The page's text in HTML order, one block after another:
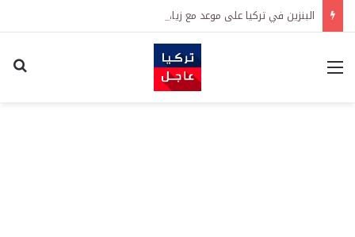
البنزين في تركيا على موعد مع زيادة جديدة.. كم سترتفع الأسعار؟
القائمة